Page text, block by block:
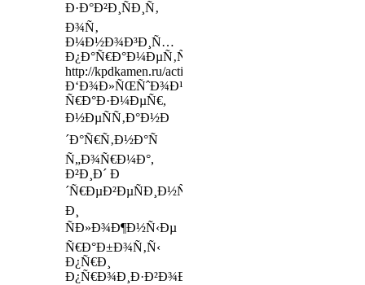
Ð·Ð°Ð²Ð¸ÑÐ¸Ñ‚
Ð¾Ñ‚
Ð¼Ð½Ð¾Ð³Ð¸Ñ…
Ð¿Ð°Ñ€Ð°Ð¼ÐµÑ‚Ñ€Ð¾Ð²
http://kpdkamen.ru/actions/fireplaces/
Ð‘Ð¾Ð»ÑŒÑˆÐ¾Ð¹
Ñ€Ð°Ð·Ð¼ÐµÑ€,
Ð½ÐµÑÑ‚Ð°Ð½Ð
´Ð°Ñ€Ñ‚Ð½Ð°Ñ
Ñ„Ð¾Ñ€Ð¼Ð°,
Ð²Ð¸Ð´ Ð
´Ñ€ÐµÐ²ÐµÑÐ¸Ð½Ñ‹
Ð¸
ÑÐ»Ð¾Ð¶Ð½Ñ‹Ðµ
Ñ€Ð°Ð±Ð¾Ñ‚Ñ‹
Ð¿Ñ€Ð¸
Ð¿Ñ€Ð¾Ð¸Ð·Ð²Ð¾Ð